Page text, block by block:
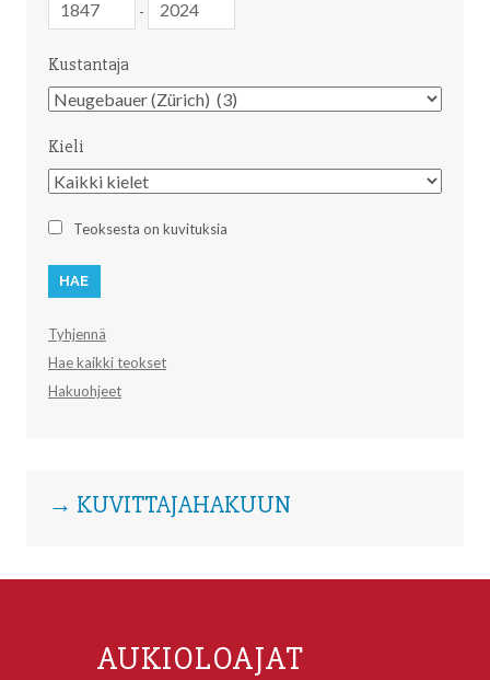
-
Kustantaja
Kustantaja
Kieli
Kieli
Teoksesta on kuvituksia
Tyhjennä
Hae kaikki teokset
Hakuohjeet
→ KUVITTAJAHAKUUN
AUKIOLOAJAT